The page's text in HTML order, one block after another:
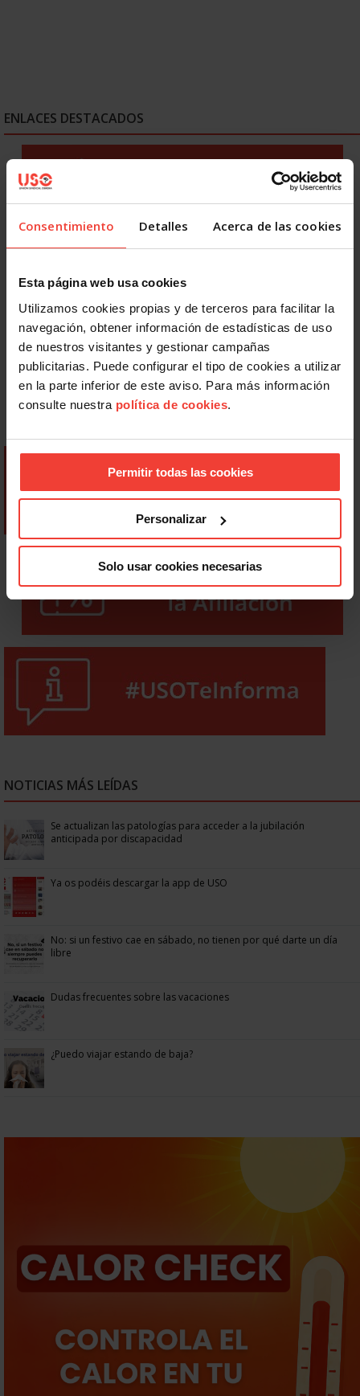
Consentimiento Detalles Acerca de las cookies
Esta página web usa cookies
Utilizamos cookies propias y de terceros para facilitar la
navegación, obtener información de estadísticas de uso
de nuestros visitantes y gestionar campañas
publicitarias. Puede configurar el tipo de cookies a utilizar
en la parte inferior de este aviso. Para más información
consulte nuestra política de cookies.
Permitir todas las cookies
Personalizar
Solo usar cookies necesarias
ENLACES DESTACADOS
NOTICIAS MÁS LEÍDAS
Se actualizan las patologías para acceder a la jubilación
anticipada por discapacidad
Ya os podéis descargar la app de USO
No: si un festivo cae en sábado, no tienen por qué darte un día
libre
Dudas frecuentes sobre las vacaciones
¿Puedo viajar estando de baja?